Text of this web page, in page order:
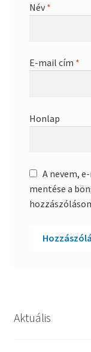
Név *
E-mail cím *
Honlap
A nevem,
mentése a
Aktuális